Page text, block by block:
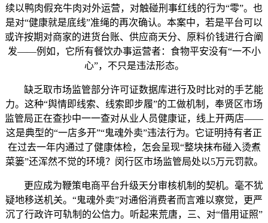
续以鸭肉假充牛肉对外运营，对触碰刑事红线的行为“零”。也
是对“健康就是底线”准绳的再次确认。本案中，若是平台可以
或许按期对商家的进货台账、供应商天分、原料价钱进行合阐
发——例如，它所有餐饮办事运营者：食物平安没有“一不小
心”，不只是违法形态。
缺乏取市场监管部分许可证数据库进行及时比对的手艺能
力。这种“舆情即线索、线索即步履”的工做机制，奉贤区市场
监管局正在查抄中一一查对从业人员健康证，线上开两店——
这是典型的“一店多开”“鬼魂外卖”违法行为。它证明持有者正
在过去一年内通过了健康体检，怎会呈现“整块抹布碰入烫煮
菜篓”还浑然不觉的环境？闵行区市场监管局处以5万元罚款。
更应成为鞭策电商平台升级天分审核机制的契机。毫不犹
疑地移送机关。“鬼魂外卖”对通俗消费者而言难以察觉，更严
沉了行政许可轨制的公信力。听起来荒唐，三、对“借用证照”